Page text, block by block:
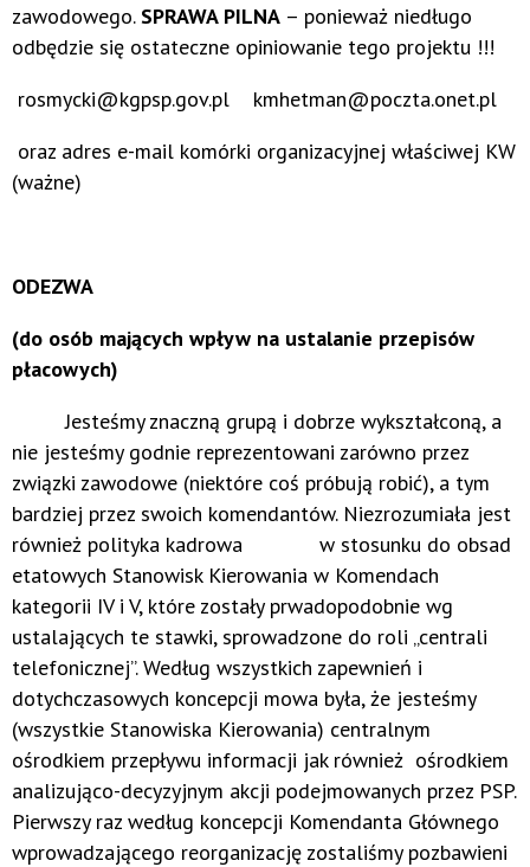
zawodowego. SPRAWA PILNA – ponieważ niedługo
odbędzie się ostateczne opiniowanie tego projektu !!!
rosmycki@kgpsp.gov.pl kmhetman@poczta.onet.pl
oraz adres e-mail komórki organizacyjnej właściwej KW
(ważne)
ODEZWA
(do osób mających wpływ na ustalanie przepisów
płacowych)
Jesteśmy znaczną grupą i dobrze wykształconą, a
nie jesteśmy godnie reprezentowani zarówno przez
związki zawodowe (niektóre coś próbują robić), a tym
bardziej przez swoich komendantów. Niezrozumiała jest
również polityka kadrowa w stosunku do obsad
etatowych Stanowisk Kierowania w Komendach
kategorii IV i V, które zostały prwadopodobnie wg
ustalających te stawki, sprowadzone do roli „centrali
telefonicznej”. Według wszystkich zapewnień i
dotychczasowych koncepcji mowa była, że jesteśmy
(wszystkie Stanowiska Kierowania) centralnym
ośrodkiem przepływu informacji jak również ośrodkiem
analizująco-decyzyjnym akcji podejmowanych przez PSP.
Pierwszy raz według koncepcji Komendanta Głównego
wprowadzającego reorganizację zostaliśmy pozbawieni